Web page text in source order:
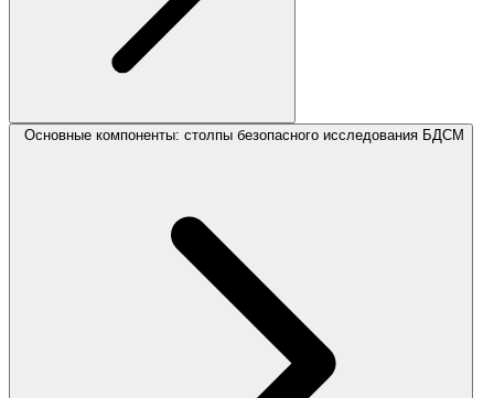
Основные компоненты: столпы безопасного исследования БДСМ